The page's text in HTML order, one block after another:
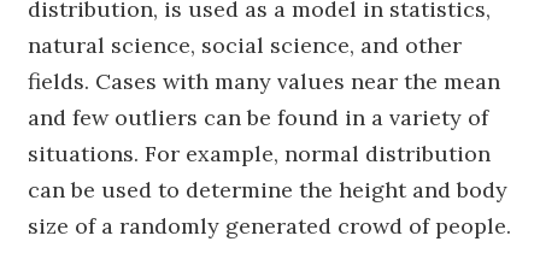
distribution, is used as a model in statistics,
natural science, social science, and other
fields. Cases with many values near the mean
and few outliers can be found in a variety of
situations. For example, normal distribution
can be used to determine the height and body
size of a randomly generated crowd of people.